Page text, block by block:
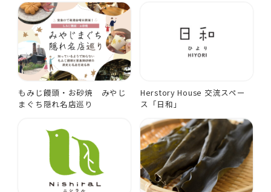
もみじ饅頭・お砂焼 みやじ
まぐち隠れ名店巡り
Herstory House 交流スペー
ス「日和」